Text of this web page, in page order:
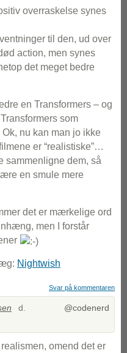
overraskelse synes
til den, ud over
action, men synes
det meget bedre
en Transformers – og
som
nu kan man jo ikke
er “realistiske”…
sammenligne dem, så
en smule mere
det er mærkelige ord
men I forstår
Nightwish
Svar på kommentaren
@codenerd
d.
omend det er